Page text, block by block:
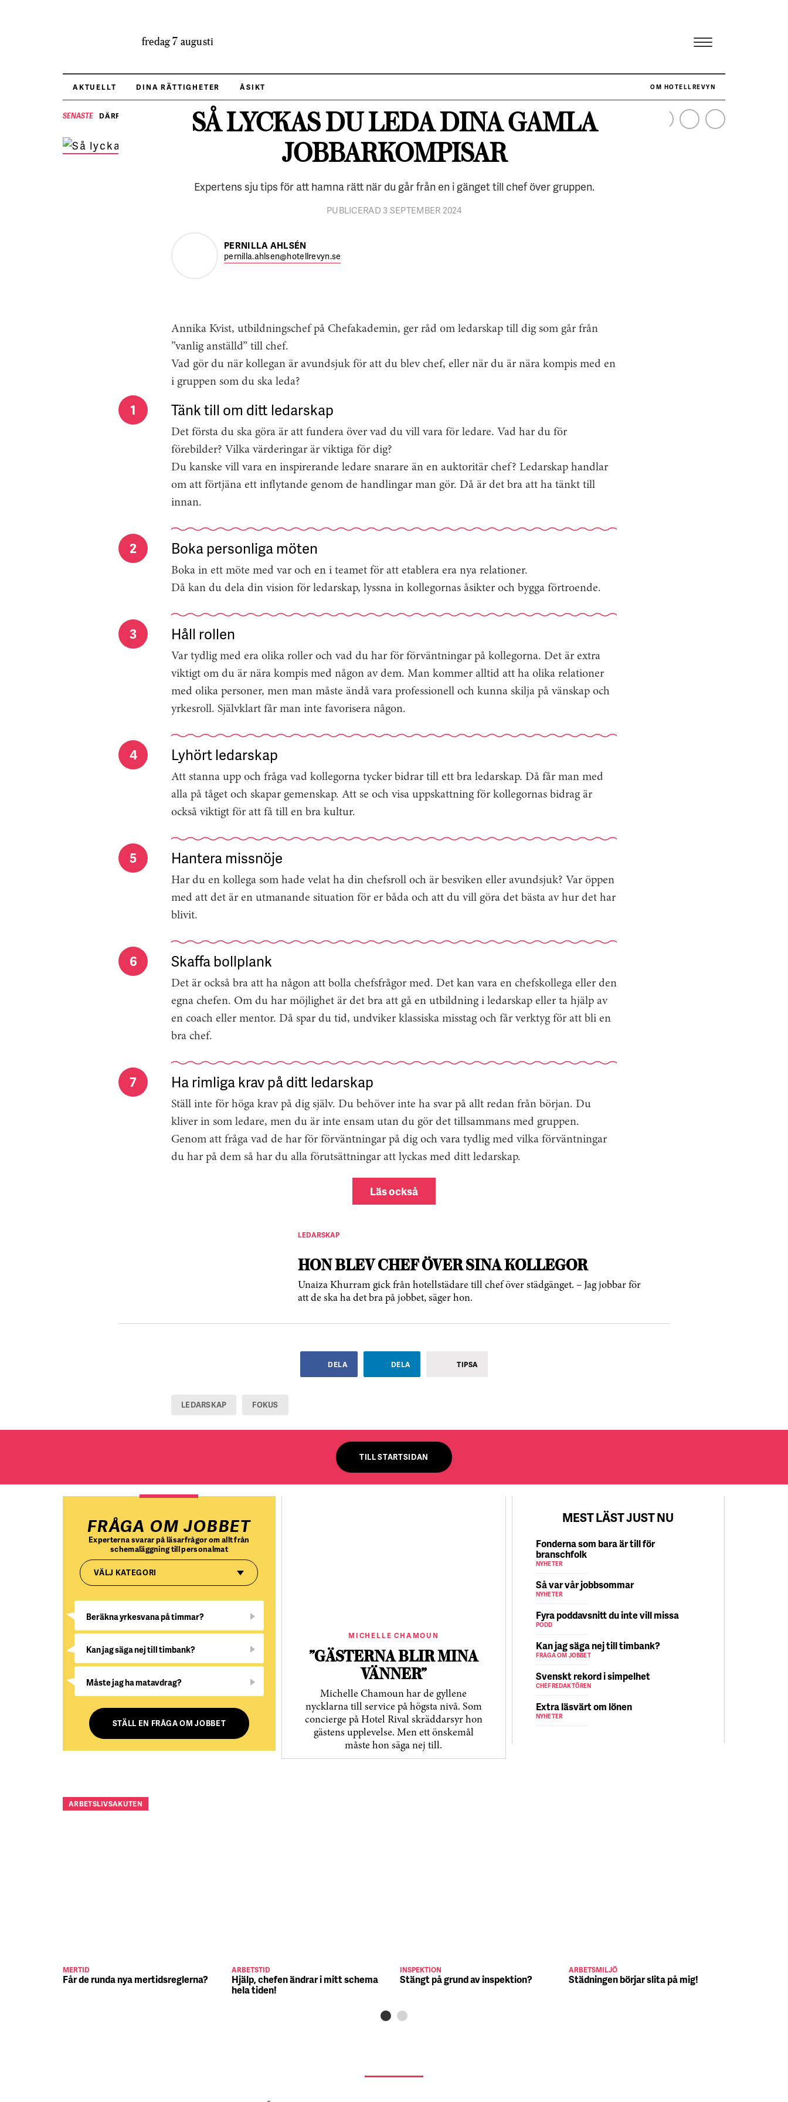
fredag 7 augusti
AKTUELLT DINA RÄTTIGHETER ÅSIKT OM HOTELLREVYN
SENASTE DÄRFÖR BRYR SIG HRF OM VALET SENASTE NÄR HOTELLREVYN SLOG SVENSKT REKORD I SIMPELHET
Annika Kvist.
Sara Rossi
SÅ LYCKAS DU LEDA DINA GAMLA
JOBBARKOMPISAR
Expertens sju tips för att hamna rätt när du går från en i gänget till chef över gruppen.
PUBLICERAD 3 SEPTEMBER 2024
PERNILLA AHLSÉN
pernilla.ahlsen@hotellrevyn.se
Annika Kvist, utbildningschef på Chefakademin, ger råd om ledarskap till dig som går från
”vanlig anställd” till chef.
Vad gör du när kollegan är avundsjuk för att du blev chef, eller när du är nära kompis med en
i gruppen som du ska leda?
1 Tänk till om ditt ledarskap
Det första du ska göra är att fundera över vad du vill vara för ledare. Vad har du för
förebilder? Vilka värderingar är viktiga för dig?
Du kanske vill vara en inspirerande ledare snarare än en auktoritär chef? Ledarskap handlar
om att förtjäna ett inflytande genom de handlingar man gör. Då är det bra att ha tänkt till
innan.
2 Boka personliga möten
Boka in ett möte med var och en i teamet för att etablera era nya relationer.
Då kan du dela din vision för ledarskap, lyssna in kollegornas åsikter och bygga förtroende.
3 Håll rollen
Var tydlig med era olika roller och vad du har för förväntningar på kollegorna. Det är extra
viktigt om du är nära kompis med någon av dem. Man kommer alltid att ha olika relationer
med olika personer, men man måste ändå vara professionell och kunna skilja på vänskap och
yrkesroll. Självklart får man inte favorisera någon.
4 Lyhört ledarskap
Att stanna upp och fråga vad kollegorna tycker bidrar till ett bra ledarskap. Då får man med
alla på tåget och skapar gemenskap. Att se och visa uppskattning för kollegornas bidrag är
också viktigt för att få till en bra kultur.
5 Hantera missnöje
Har du en kollega som hade velat ha din chefsroll och är besviken eller avundsjuk? Var öppen
med att det är en utmanande situation för er båda och att du vill göra det bästa av hur det har
blivit.
6 Skaffa bollplank
Det är också bra att ha någon att bolla chefsfrågor med. Det kan vara en chefskollega eller den
egna chefen. Om du har möjlighet är det bra att gå en utbildning i ledarskap eller ta hjälp av
en coach eller mentor. Då spar du tid, undviker klassiska misstag och får verktyg för att bli en
bra chef.
7 Ha rimliga krav på ditt ledarskap
Ställ inte för höga krav på dig själv. Du behöver inte ha svar på allt redan från början. Du
kliver in som ledare, men du är inte ensam utan du gör det tillsammans med gruppen.
Genom att fråga vad de har för förväntningar på dig och vara tydlig med vilka förväntningar
du har på dem så har du alla förutsättningar att lyckas med ditt ledarskap.
Läs också
LEDARSKAP
HON BLEV CHEF ÖVER SINA KOLLEGOR
Unaiza Khurram gick från hotellstädare till chef över städgänget. – Jag jobbar för
att de ska ha det bra på jobbet, säger hon.
DELA DELA TIPSA
LEDARSKAP FOKUS
TILL STARTSIDAN
FRÅGA OM JOBBET
Experterna svarar på läsarfrågor om allt från
schemaläggning till personalmat
VÄLJ KATEGORI
Beräkna yrkesvana på timmar?
Kan jag säga nej till timbank?
Måste jag ha matavdrag?
STÄLL EN FRÅGA OM JOBBET
MICHELLE CHAMOUN
”GÄSTERNA BLIR MINA
VÄNNER”
Michelle Chamoun har de gyllene
nycklarna till service på högsta nivå. Som
concierge på Hotel Rival skräddarsyr hon
gästens upp­levelse. Men ett önskemål
måste hon säga nej till.
MEST LÄST JUST NU
Fonderna som bara är till för
branschfolk
NYHETER
Så var vår jobbsommar
NYHETER
Fyra poddavsnitt du inte vill missa
PODD
Kan jag säga nej till timbank?
FRÅGA OM JOBBET
Svenskt rekord i simpelhet
CHEFREDAKTÖREN
Extra läsvärt om lönen
NYHETER
ARBETSLIVSAKUTEN
MERTID
Får de runda nya mertidsreglerna?
ARBETSTID
Hjälp, chefen ändrar i mitt schema
hela tiden!
INSPEKTION
Stängt på grund av inspektion?
ARBETSMILJÖ
Städningen börjar slita på mig!